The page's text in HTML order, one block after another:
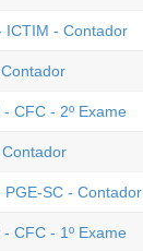
ICTIM - Contador
CFC - 2º Exame
SC - Contador
CFC - 1º Exame